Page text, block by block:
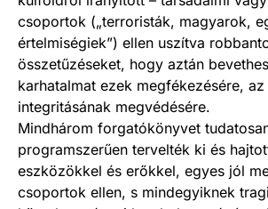
csoportok („terroristák, magyarok,
értelmiségiek”) ellen uszítva
összetűzéseket, hogy aztán
karhatalmat ezek megfékezésére,
integritásának megvédésére.
Mindhárom forgatókönyvet
programszerűen tervelték ki és
eszközökkel és erőkkel, egyes jól
csoportok ellen, s mindegyiknek